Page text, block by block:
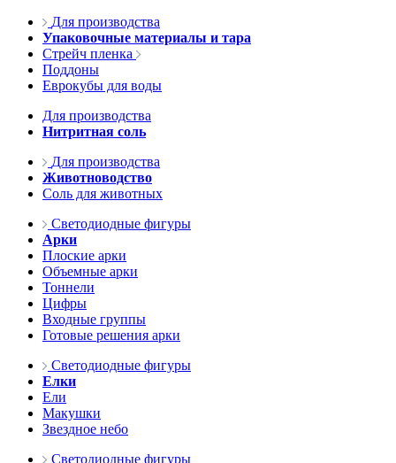
Для производства
Упаковочные материалы и тара
Стрейч пленка
Поддоны
Еврокубы для воды
Для производства
Нитритная соль
Для производства
Животноводство
Соль для животных
Светодиодные фигуры
Арки
Плоские арки
Объемные арки
Тоннели
Цифры
Входные группы
Готовые решения арки
Светодиодные фигуры
Елки
Ели
Макушки
Звездное небо
Светодиодные фигуры